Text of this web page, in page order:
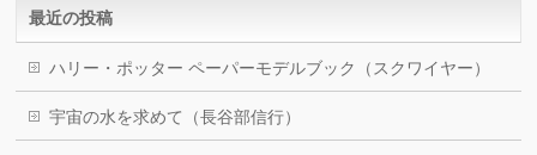
最近の投稿
ハリー・ポッター ペーパーモデルブック（スクワイヤー）
宇宙の水を求めて（長谷部信行）